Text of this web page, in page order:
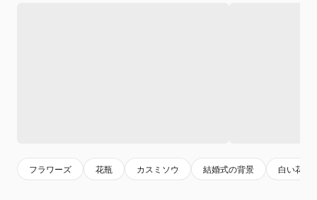
フラワーズ 花瓶 カスミソウ 結婚式の背景 白い花